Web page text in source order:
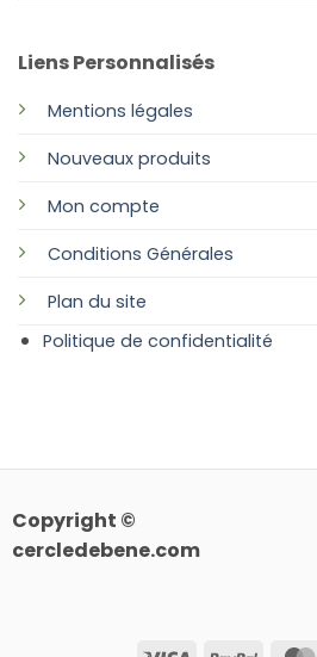
Liens Personnalisés
Mentions légales
Nouveaux produits
Mon compte
Conditions Générales
Plan du site
Politique de confidentialité
Copyright ©
cercledebene.com